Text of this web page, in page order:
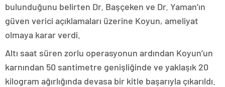
bulunduğunu belirten Dr. Başçeken ve Dr. Yaman’ın
güven verici açıklamaları üzerine Koyun, ameliyat
olmaya karar verdi.
Altı saat süren zorlu operasyonun ardından Koyun’un
karnından 50 santimetre genişliğinde ve yaklaşık 20
kilogram ağırlığında devasa bir kitle başarıyla çıkarıldı.